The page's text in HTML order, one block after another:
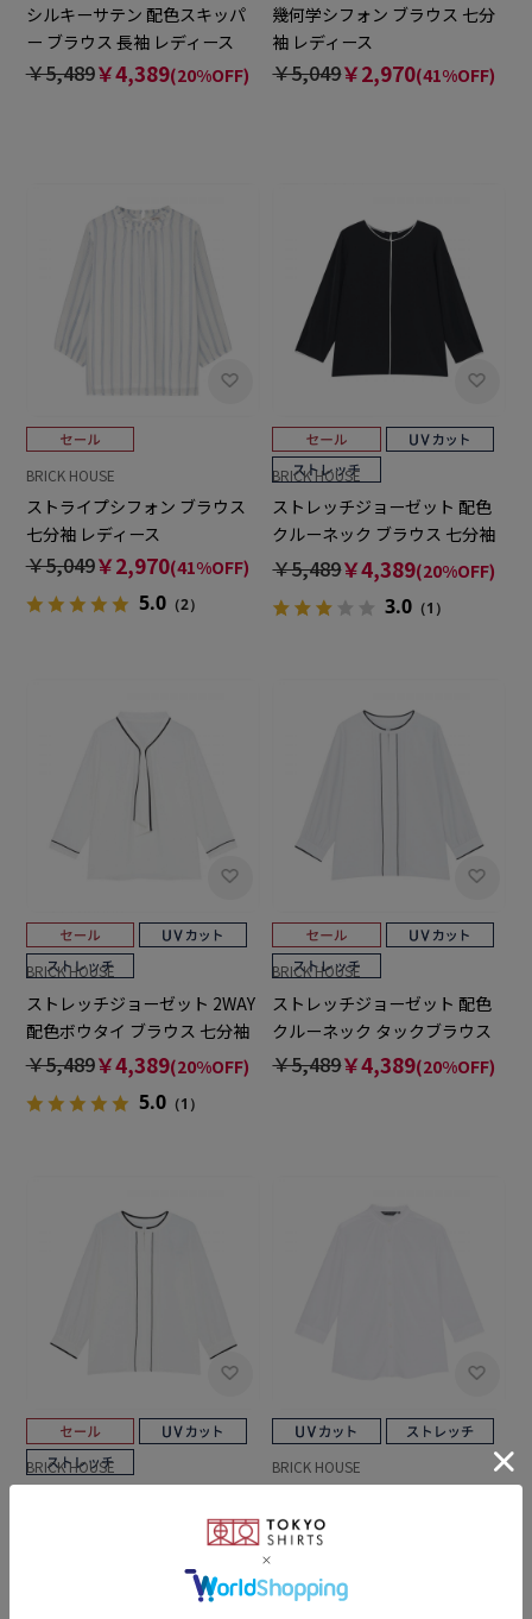
シルキーサテン 配色スキッパ
ー ブラウス 長袖 レディース
￥5,489￥4,389(20%OFF)
幾何学シフォン ブラウス 七分
袖 レディース
￥5,049￥2,970(41%OFF)
BRICK HOUSE
ストライプシフォン ブラウス
七分袖 レディース
￥5,049￥2,970(41%OFF)
5.0（2）
BRICK HOUSE
ストレッチジョーゼット 配色
クルーネック ブラウス 七分袖
レディース
￥5,489￥4,389(20%OFF)
3.0 （1）
BRICK HOUSE
ストレッチジョーゼット 2WAY
配色ボウタイ ブラウス 七分袖
レディース
￥5,489￥4,389(20%OFF)
5.0（1）
BRICK HOUSE
ストレッチジョーゼット 配色
クルーネック タックブラウス
七分袖 レディース
￥5,489￥4,389(20%OFF)
BRICK HOUSE
クルーネック タックブラウス
BRICK HOUSE
タンド ピコレース ブラウス 七
分袖 レディースデザインシャ
ツ